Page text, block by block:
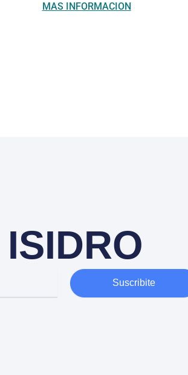
MAS INFORMACION
Suscribite